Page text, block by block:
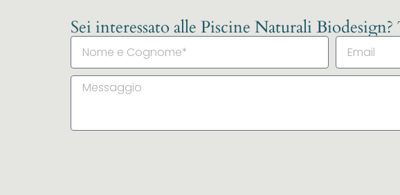
Sei interessato alle Piscine Naturali Biodesign?